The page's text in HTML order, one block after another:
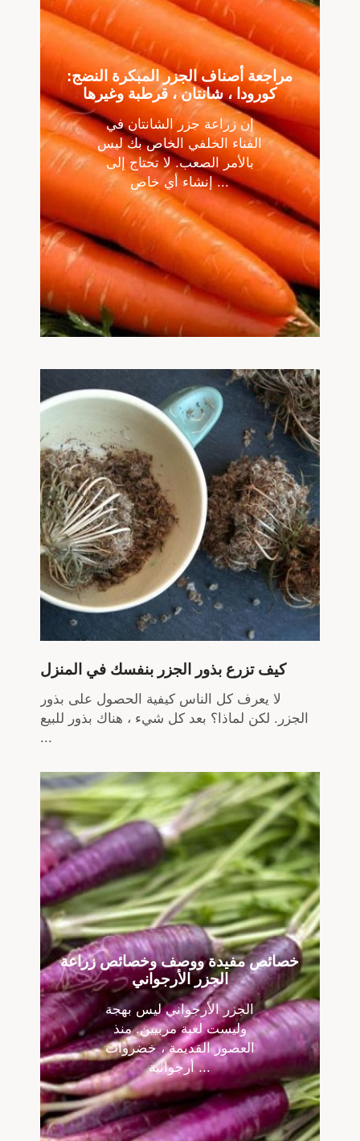
مراجعة أصناف الجزر المبكرة النضج:
كورودا ، شانتان ، قرطبة وغيرها
إن زراعة جزر الشانتان في
الفناء الخلفي الخاص بك ليس
بالأمر الصعب. لا تحتاج إلى
إنشاء أي خاص ...
كيف تزرع بذور الجزر بنفسك في المنزل
لا يعرف كل الناس كيفية الحصول على بذور
الجزر. لكن لماذا؟ بعد كل شيء ، هناك بذور للبيع
...
خصائص مفيدة ووصف وخصائص زراعة
الجزر الأرجواني
الجزر الأرجواني ليس بهجة
وليست لعبة مربيين. منذ
العصور القديمة ، خضروات
أرجوانية ...